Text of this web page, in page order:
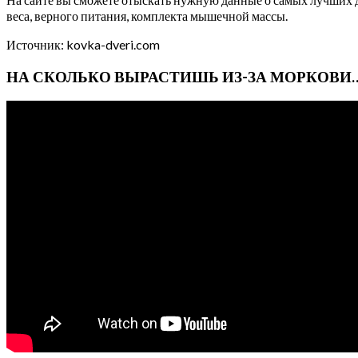
веса, верного питания, комплекта мышечной массы.
Источник: kovka-dveri.com
НА СКОЛЬКО ВЫРАСТИШЬ ИЗ-ЗА